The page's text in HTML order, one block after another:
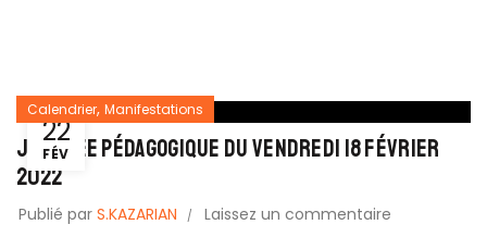
22
FÉV
Calendrier, Manifestations
Journée Pédagogique du vendredi 18 février
2022
Publié par S.KAZARIAN
Laissez un commentaire